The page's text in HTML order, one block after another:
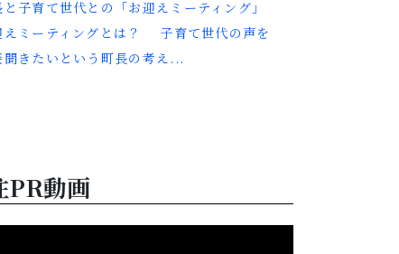
と子育て世代との「お迎えミーティング」
えミーティングとは？ 子育て世代の声を
聞きたいという町長の考え...
PR動画